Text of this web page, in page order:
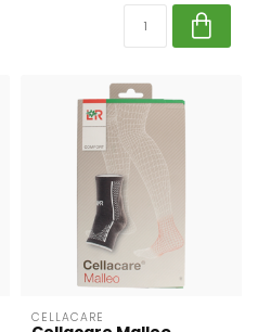
CELLACARE